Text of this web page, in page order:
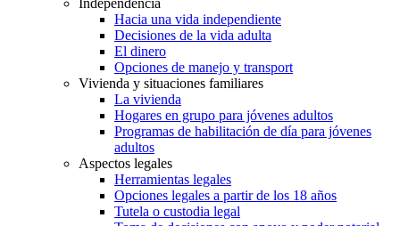
Hacia una vida independiente
Decisiones de la vida adulta
El dinero
Opciones de manejo y transport
Vivienda y situaciones familiares
La vivienda
Hogares en grupo para jóvenes adultos
Programas de habilitación de día para jóvenes
adultos
Aspectos legales
Herramientas legales
Opciones legales a partir de los 18 años
Tutela o custodia legal